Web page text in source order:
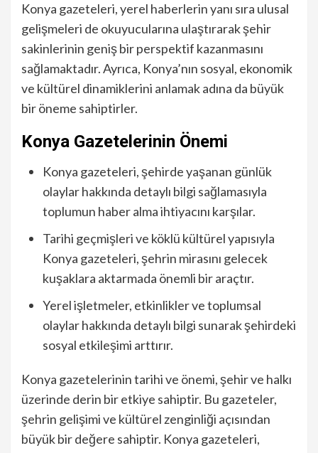
Konya gazeteleri, yerel haberlerin yanı sıra ulusal
gelişmeleri de okuyucularına ulaştırarak şehir
sakinlerinin geniş bir perspektif kazanmasını
sağlamaktadır. Ayrıca, Konya’nın sosyal, ekonomik
ve kültürel dinamiklerini anlamak adına da büyük
bir öneme sahiptirler.
Konya Gazetelerinin Önemi
Konya gazeteleri, şehirde yaşanan günlük
olaylar hakkında detaylı bilgi sağlamasıyla
toplumun haber alma ihtiyacını karşılar.
Tarihi geçmişleri ve köklü kültürel yapısıyla
Konya gazeteleri, şehrin mirasını gelecek
kuşaklara aktarmada önemli bir araçtır.
Yerel işletmeler, etkinlikler ve toplumsal
olaylar hakkında detaylı bilgi sunarak şehirdeki
sosyal etkileşimi arttırır.
Konya gazetelerinin tarihi ve önemi, şehir ve halkı
üzerinde derin bir etkiye sahiptir. Bu gazeteler,
şehrin gelişimi ve kültürel zenginliği açısından
büyük bir değere sahiptir. Konya gazeteleri,